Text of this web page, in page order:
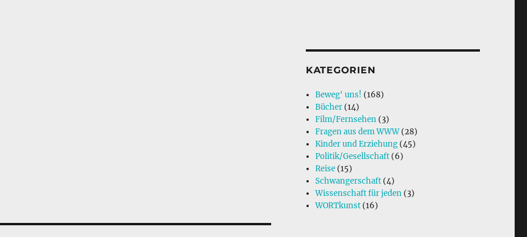
KATEGORIEN
Beweg' uns! (168)
Bücher (14)
Film/Fernsehen (3)
Fragen aus dem WWW(28)
Kinder und Erziehung (45)
Politik/Gesellschaft (6)
Reise (15)
Schwangerschaft (4)
Wissenschaft für jeden (3)
WORTkunst (16)